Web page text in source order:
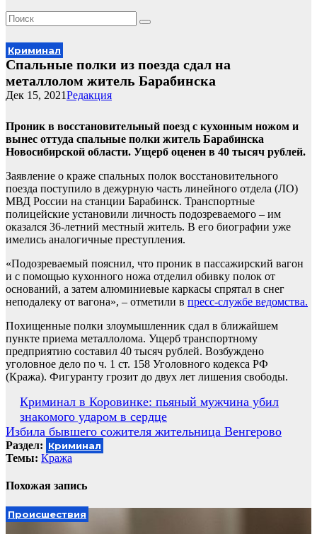
Криминал
Спальные полки из поезда сдал на
металлолом житель Барабинска
Редакция
Дек 15, 2021
Проник в восстановительный поезд с кухонным ножом и
вынес оттуда спальные полки житель Барабинска
Новосибирской области. Ущерб оценен в 40 тысяч рублей.
Заявление о краже спальных полок восстановительного
поезда поступило в дежурную часть линейного отдела (ЛО)
МВД России на станции Барабинск. Транспортные
полицейские установили личность подозреваемого – им
оказался 36-летний местный житель. В его биографии уже
имелись аналогичные преступления.
«Подозреваемый пояснил, что проник в пассажирский вагон
и с помощью кухонного ножа отделил обивку полок от
оснований, а затем алюминиевые каркасы спрятал в снег
неподалеку от вагона», – отметили в пресс-службе ведомства.
Похищенные полки злоумышленник сдал в ближайшем
пункте приема металлолома. Ущерб транспортному
предприятию составил 40 тысяч рублей. Возбуждено
уголовное дело по ч. 1 ст. 158 Уголовного кодекса РФ
(Кража). Фигуранту грозит до двух лет лишения свободы.
Навигация
по
записям
Криминал в Коровинке: пьяный мужчина убил
знакомого ударом в сердце
Избила бывшего сожителя жительница Венгерово
Раздел: Криминал
Темы: Кража
Похожая запись
Происшествия